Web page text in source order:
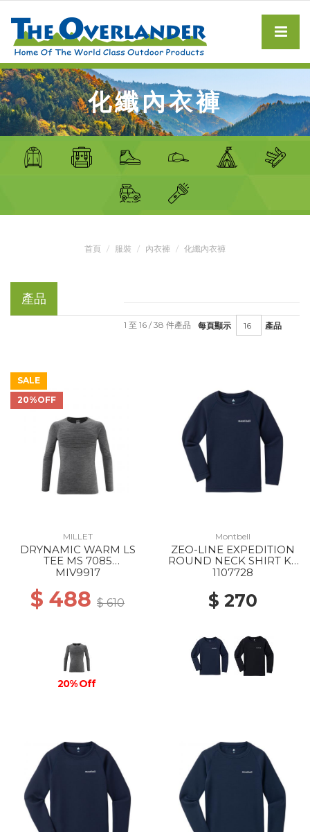
化纖內衣褲
首頁 服裝 內衣褲 化纖內衣褲
產品
每頁顯示 產品
1 至 16 / 38 件產品
SALE
20%OFF
MILLET
DRYNAMIC WARM LS
TEE MS 7085
ANTHRACITE GREY
MIV9917
$ 488 $ 610
20% Off
Montbell
ZEO-LINE EXPEDITION
ROUND NECK SHIRT KS
105-120 NV
1107728
$ 270